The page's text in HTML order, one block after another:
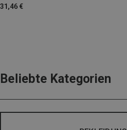
31,46 €
Beliebte Kategorien